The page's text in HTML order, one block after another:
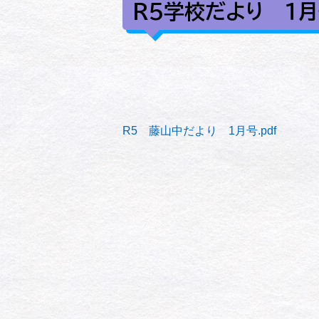
R5学校だより １
R5 藤山中だより 1月号.pdf